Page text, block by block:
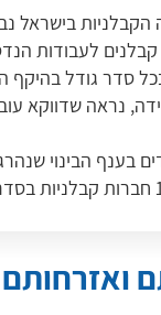
סדר גודל
נראה שדווקא